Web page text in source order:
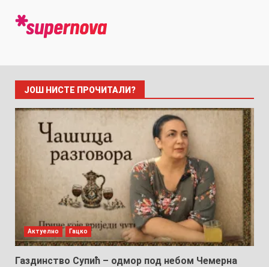
ЈОШ НИСТЕ ПРОЧИТАЛИ?
Актуелно Гацко
Газдинство Супић – одмор под небом Чемерна